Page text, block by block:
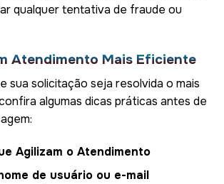
qualquer tentativa de fraude ou
Atendimento Mais Eficiente
sua solicitação seja resolvida o mais
algumas dicas práticas antes de
Agilizam o Atendimento
de usuário ou e-mail